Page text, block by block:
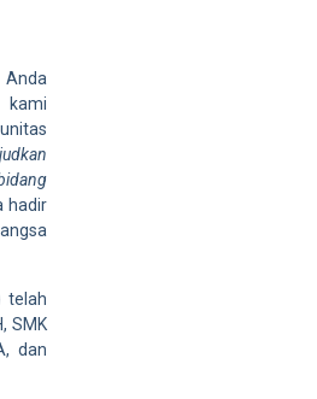
Anda
kami
hadir
telah
SMK
dan